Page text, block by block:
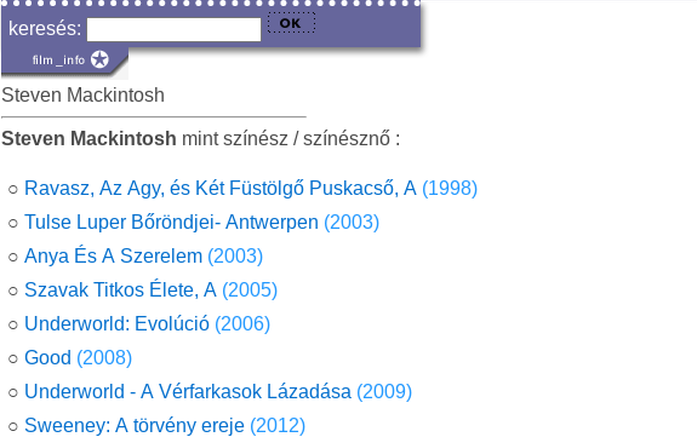
keresés:
Steven Mackintosh
Steven Mackintosh mint színész / színésznő :
○ Ravasz, Az Agy, és Két Füstölgő Puskacső, A (1998)
○ Tulse Luper Bőröndjei- Antwerpen (2003)
○ Anya És A Szerelem (2003)
○ Szavak Titkos Élete, A (2005)
○ Underworld: Evolúció (2006)
○ Good (2008)
○ Underworld - A Vérfarkasok Lázadása (2009)
○ Sweeney: A törvény ereje (2012)